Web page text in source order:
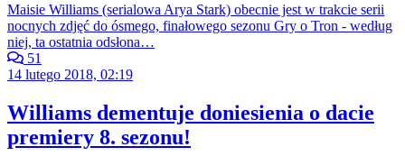
Maisie Williams (serialowa Arya Stark) obecnie jest w trakcie serii
nocnych zdjęć do ósmego, finałowego sezonu Gry o Tron - według
niej, ta ostatnia odsłona…
51
14 lutego 2018, 02:19
Williams dementuje doniesienia o dacie
premiery 8. sezonu!